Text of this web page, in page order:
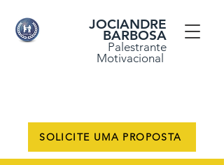
JOCIANDRE
BARBOSA
Palestrante
Motivacional
SOLICITE UMA PROPOSTA